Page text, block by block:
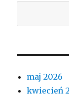
maj 2026
kwiecień